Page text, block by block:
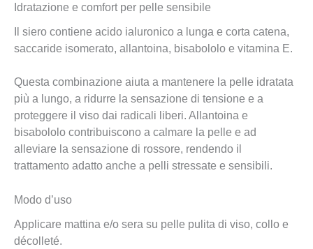
Idratazione e comfort per pelle sensibile
Il siero contiene acido ialuronico a lunga e corta catena,
saccaride isomerato, allantoina, bisabololo e vitamina E.
Questa combinazione aiuta a mantenere la pelle idratata
più a lungo, a ridurre la sensazione di tensione e a
proteggere il viso dai radicali liberi. Allantoina e
bisabololo contribuiscono a calmare la pelle e ad
alleviare la sensazione di rossore, rendendo il
trattamento adatto anche a pelli stressate e sensibili.
Modo d’uso
Applicare mattina e/o sera su pelle pulita di viso, collo e
décolleté.